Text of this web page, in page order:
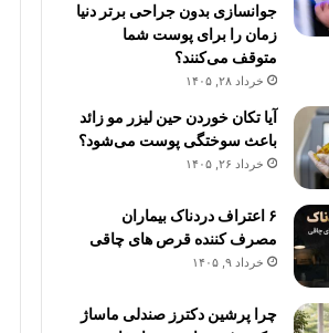
جوانسازی بدون جراحی برتر دنیا
زمان را برای پوست شما
متوقف می‌کنند؟
خرداد ۲۸, ۱۴۰۵
آیا تکان خوردن حین لیزر مو زائد
باعث سوختگی پوست می‌شود؟
خرداد ۲۶, ۱۴۰۵
۶ اعتراف دردناک بیماران
مصرف کننده قرص های چاقی
خرداد ۹, ۱۴۰۵
چرا پرشین دکترز صندلی ماساژ